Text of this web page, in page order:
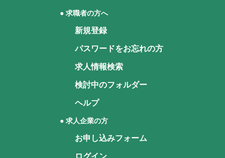
● 求職者の方へ
新規登録
パスワードをお忘れの方
求人情報検索
検討中のフォルダー
ヘルプ
● 求人企業の方
お申し込みフォーム
ログイン